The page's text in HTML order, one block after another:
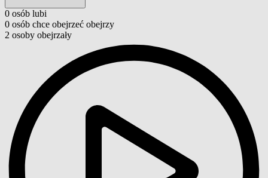
0 osób lubi
0 osób chce obejrzeć obejrzy
2 osoby obejrzały